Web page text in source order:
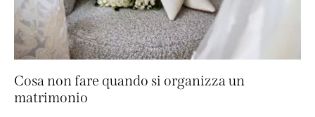
Cosa non fare quando si organizza un
matrimonio